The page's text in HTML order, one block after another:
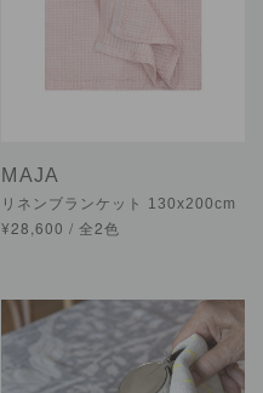
MAJA
リネンブランケット 130x200cm
¥28,600 / 全2色